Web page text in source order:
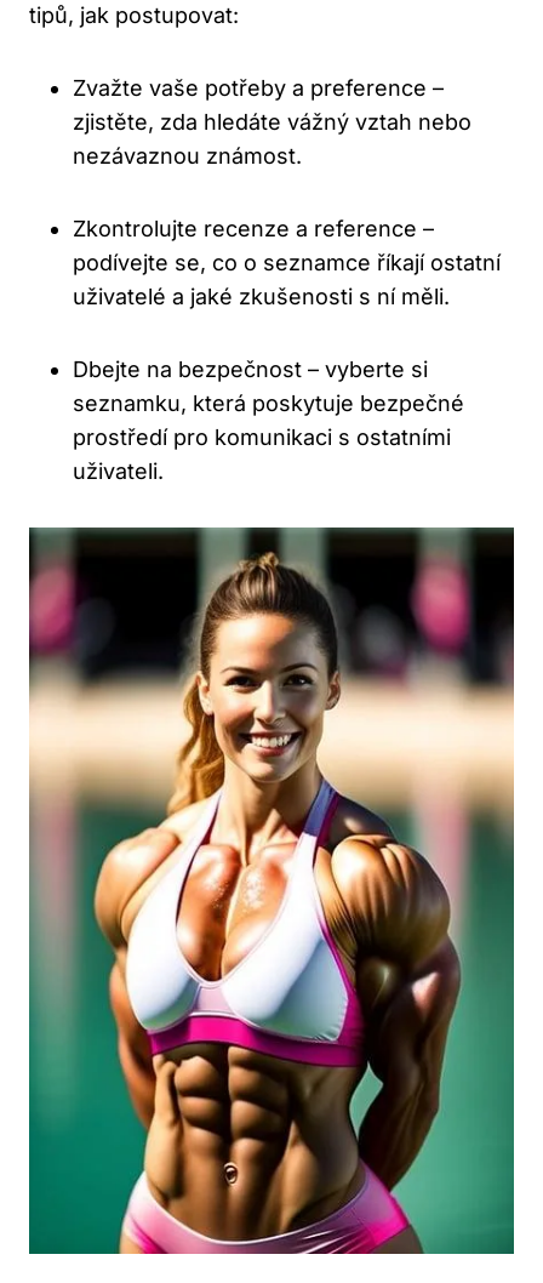
tipů, jak postupovat:
Zvažte vaše potřeby a preference –
zjistěte, zda hledáte vážný vztah nebo
nezávaznou známost.
Zkontrolujte recenze a reference –
podívejte se, co o seznamce říkají ostatní
uživatelé a jaké zkušenosti s ní měli.
Dbejte na bezpečnost – vyberte si
seznamku, která poskytuje bezpečné
prostředí pro komunikaci s ostatními
uživateli.